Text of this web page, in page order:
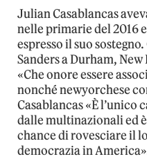
Julian Casablancas
nelle primarie del 2016
espresso il suo
Sanders a Durham,
«Che onore essere
nonché newyorchese
Casablancas «È
dalle multinazionali ed
chance di rovesciare il
democrazia in